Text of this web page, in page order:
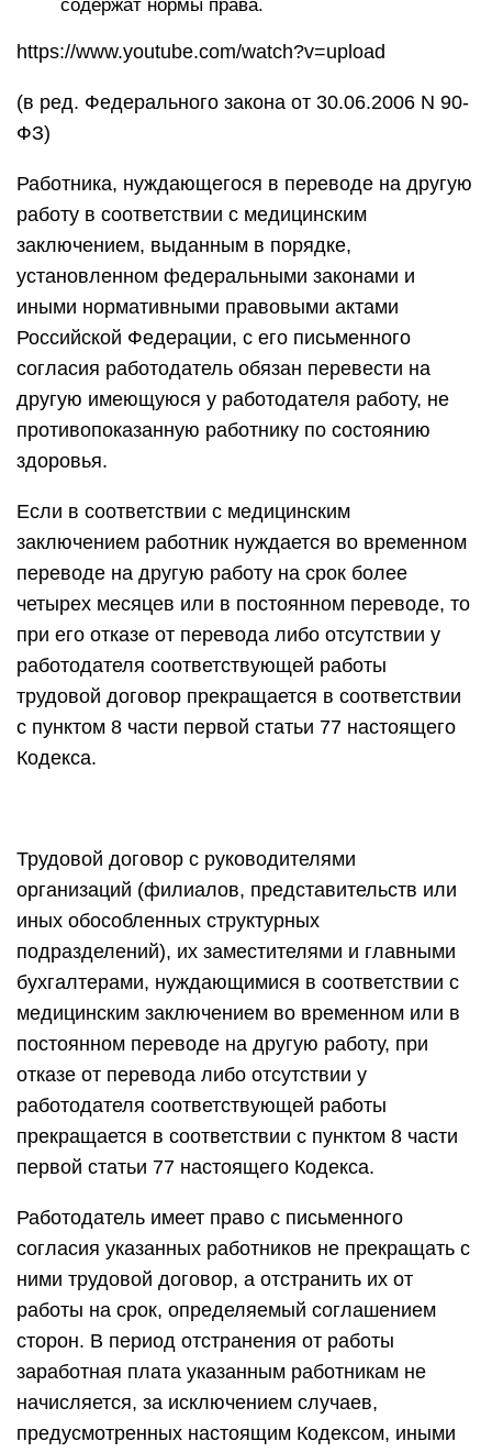
содержат нормы права.
https://www.youtube.com/watch?v=upload
(в ред. Федерального закона от 30.06.2006 N 90-
ФЗ)
Работника, нуждающегося в переводе на другую
работу в соответствии с медицинским
заключением, выданным в порядке,
установленном федеральными законами и
иными нормативными правовыми актами
Российской Федерации, с его письменного
согласия работодатель обязан перевести на
другую имеющуюся у работодателя работу, не
противопоказанную работнику по состоянию
здоровья.
Если в соответствии с медицинским
заключением работник нуждается во временном
переводе на другую работу на срок более
четырех месяцев или в постоянном переводе, то
при его отказе от перевода либо отсутствии у
работодателя соответствующей работы
трудовой договор прекращается в соответствии
с пунктом 8 части первой статьи 77 настоящего
Кодекса.
Трудовой договор с руководителями
организаций (филиалов, представительств или
иных обособленных структурных
подразделений), их заместителями и главными
бухгалтерами, нуждающимися в соответствии с
медицинским заключением во временном или в
постоянном переводе на другую работу, при
отказе от перевода либо отсутствии у
работодателя соответствующей работы
прекращается в соответствии с пунктом 8 части
первой статьи 77 настоящего Кодекса.
Работодатель имеет право с письменного
согласия указанных работников не прекращать с
ними трудовой договор, а отстранить их от
работы на срок, определяемый соглашением
сторон. В период отстранения от работы
заработная плата указанным работникам не
начисляется, за исключением случаев,
предусмотренных настоящим Кодексом, иными